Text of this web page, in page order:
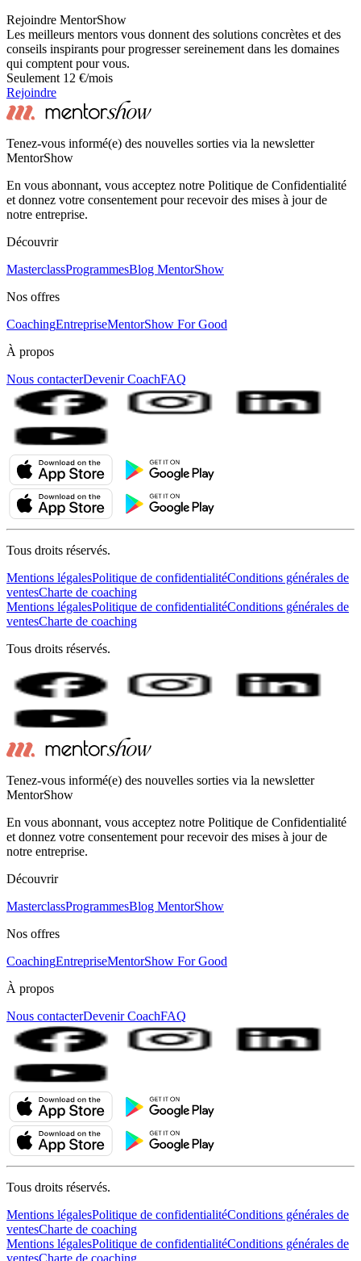
Rejoindre MentorShow
Les meilleurs mentors vous donnent des solutions concrètes et des
conseils inspirants pour progresser sereinement dans les domaines
qui comptent pour vous.
Seulement 12 €/mois
Rejoindre
Tenez-vous informé(e) des nouvelles sorties via la newsletter
MentorShow
En vous abonnant, vous acceptez notre Politique de Confidentialité
et donnez votre consentement pour recevoir des mises à jour de
notre entreprise.
Découvrir
MasterclassProgrammesBlog MentorShow
Nos offres
CoachingEntrepriseMentorShow For Good
À propos
Nous contacterDevenir CoachFAQ
Tous droits réservés.
Mentions légalesPolitique de confidentialitéConditions générales de
ventesCharte de coaching
Mentions légalesPolitique de confidentialitéConditions générales de
ventesCharte de coaching
Tous droits réservés.
Tenez-vous informé(e) des nouvelles sorties via la newsletter
MentorShow
En vous abonnant, vous acceptez notre Politique de Confidentialité
et donnez votre consentement pour recevoir des mises à jour de
notre entreprise.
Découvrir
MasterclassProgrammesBlog MentorShow
Nos offres
CoachingEntrepriseMentorShow For Good
À propos
Nous contacterDevenir CoachFAQ
Tous droits réservés.
Mentions légalesPolitique de confidentialitéConditions générales de
ventesCharte de coaching
Mentions légalesPolitique de confidentialitéConditions générales de
ventesCharte de coaching